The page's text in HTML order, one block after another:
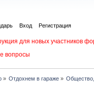
Вход Регистрация
для новых участников
вопросы
» Отдохнем в гараже» Общество,